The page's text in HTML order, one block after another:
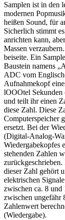
Samplen ist in den
modernen
heißen Sound, für
Sicherlich stimmt
anrichten kann,
Massen
beiseite. Ein
Baustein namens
ADC vom
Aufnahmekopf
lOOOtel Sekunden
und teilt ihr einen
diese Zahl. Diese
Computerspeicher
ersetzt. Bei der
(Digital-Analog-
Wiedergabekopfes
stehenden Zahlen
dieser Zahl gehört
elektrischen
zwischen ca. 8 und
zwischen ungefähr
Zahlenwert
(Wiedergabe).